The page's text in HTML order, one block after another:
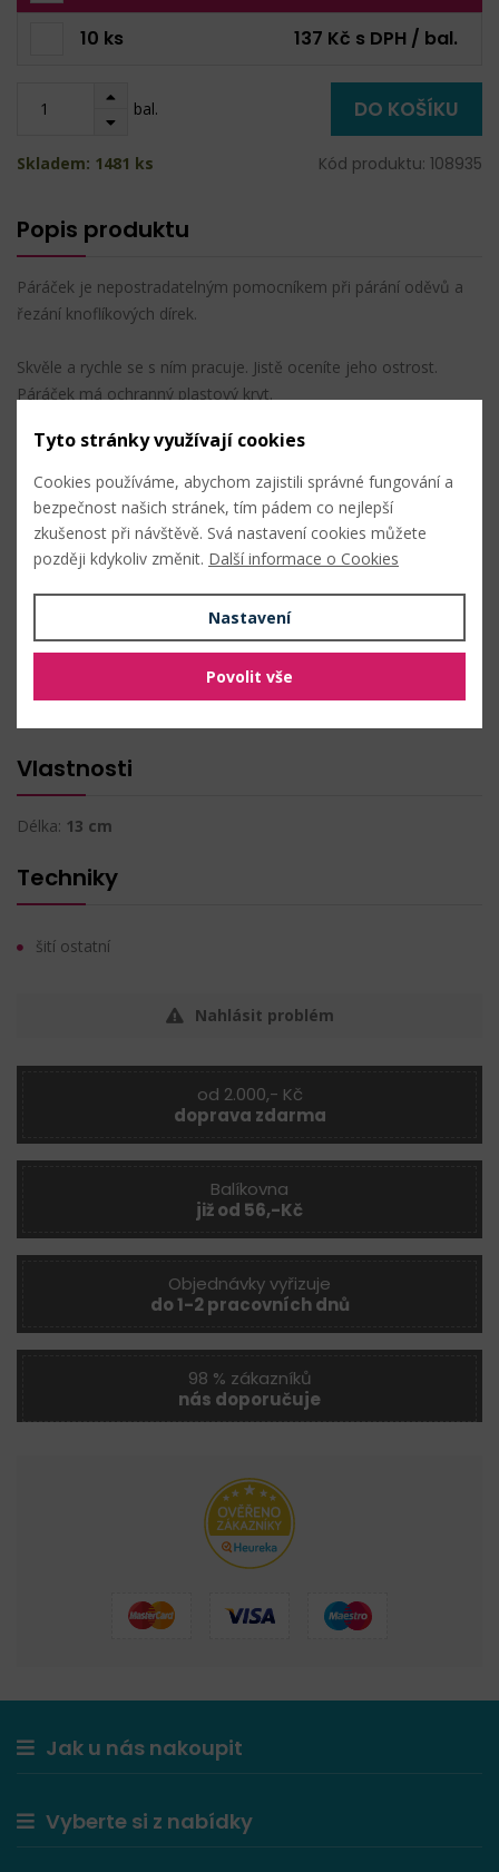
10 ks 137 Kč s DPH / bal.
bal. DO KOŠÍKU
Skladem: 1481 ks Kód produktu: 108935
Popis produktu
Páráček je nepostradatelným pomocníkem při párání oděvů a
řezání knoflíkových dírek.
Skvěle a rychle se s ním pracuje. Jistě oceníte jeho ostrost.
Páráček má ochranný plastový kryt.
Délka: 13 cm
Složení: magnetický kov, plast
PŘIDAT DO OBLÍBENÝCH
Složení
Vlastnosti
Délka: 13 cm
Techniky
šití ostatní
Nahlásit problém
od 2.000,- Kč
doprava zdarma
Balíkovna
již od 56,-Kč
Objednávky vyřizuje
do 1-2 pracovních dnů
98 % zákazníků
nás doporučuje
Jak u nás nakoupit
Vyberte si z nabídky
Tyto stránky využívají cookies
Cookies používáme, abychom zajistili správné fungování a
bezpečnost našich stránek, tím pádem co nejlepší
zkušenost při návštěvě. Svá nastavení cookies můžete
později kdykoliv změnit. Další informace o Cookies
Nastavení
Povolit vše